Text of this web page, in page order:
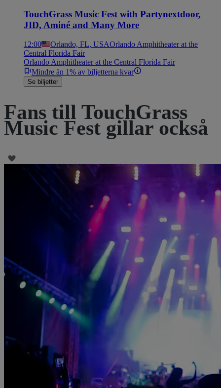
TouchGrass Music Fest with Partynextdoor,
JID, Aminé and Many More
12:00 Orlando, FL, USAOrlando Amphitheater at the
Central Florida Fair
Orlando Amphitheater at the Central Florida Fair
Mindre än 1% av biljetterna kvar
Se biljetter
Fans till TouchGrass
Music Fest gillar också